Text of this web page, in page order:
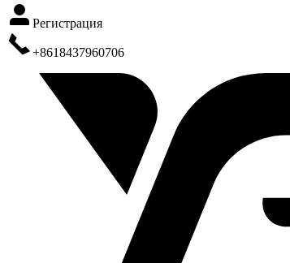
Регистрация
+8618437960706